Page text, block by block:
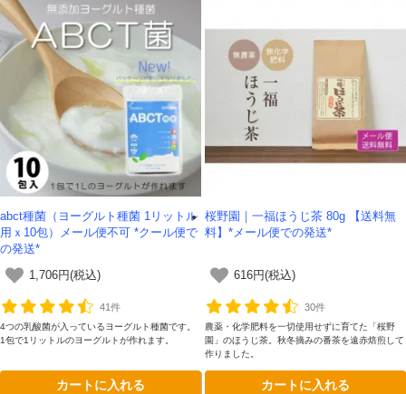
abct種菌（ヨーグルト種菌 1リットル
用ｘ10包）メール便不可 *クール便で
の発送*
1,706円(税込)
41件
4つの乳酸菌が入っているヨーグルト種菌です。
1包で1リットルのヨーグルトが作れます。
カートに入れる
桜野園｜一福ほうじ茶 80g 【送料無
料】*メール便での発送*
616円(税込)
30件
農薬・化学肥料を一切使用せずに育てた「桜野
園」のほうじ茶。秋冬摘みの番茶を遠赤焙煎して
作りました。
カートに入れる